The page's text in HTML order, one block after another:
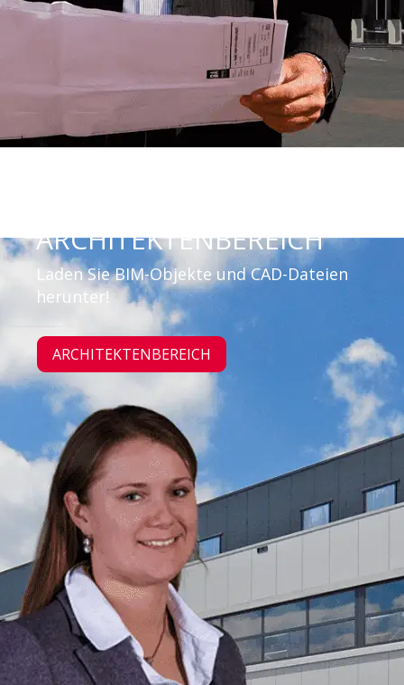
ARCHITEKTENBEREICH
Laden Sie BIM-Objekte und CAD-Dateien
herunter!
ARCHITEKTENBEREICH